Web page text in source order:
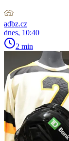
adbz.cz
dnes, 10:40
2 min